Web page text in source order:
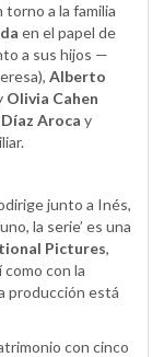
torno a la familia
en el papel de
a sus hijos —
Alberto
Olivia Cahen
Aroca y
junto a Inés,
la serie’ es una
Pictures,
como con la
producción está
con cinco